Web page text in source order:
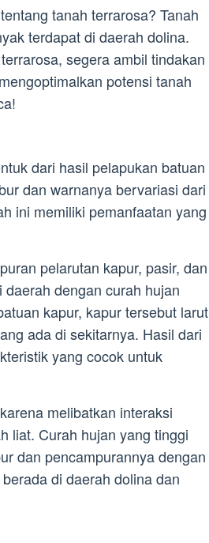
tanah terrarosa? Tanah
terdapat di daerah dolina.
segera ambil tindakan
potensi tanah
dari hasil pelapukan batuan
dan warnanya bervariasi dari
ini memiliki pemanfaatan yang
pelarutan kapur, pasir, dan
dengan curah hujan
kapur, kapur tersebut larut
ada di sekitarnya. Hasil dari
yang cocok untuk
melibatkan interaksi
liat. Curah hujan yang tinggi
dan pencampurannya dengan
di daerah dolina dan